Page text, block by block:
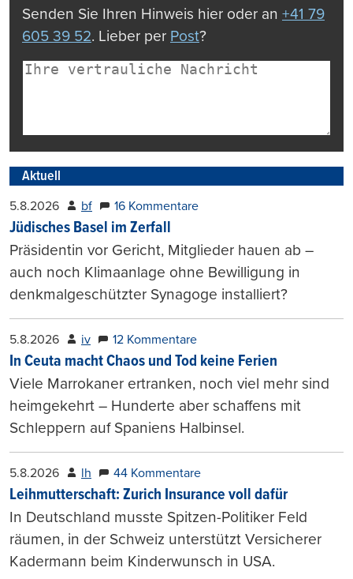
Senden Sie Ihren Hinweis hier oder an +41 79
605 39 52. Lieber per Post?
Aktuell
5.8.2026 bf 16 Kommentare
Jüdisches Basel im Zerfall
Präsidentin vor Gericht, Mitglieder hauen ab –
auch noch Klimaanlage ohne Bewilligung in
denkmalgeschützter Synagoge installiert?
5.8.2026 iv 12 Kommentare
In Ceuta macht Chaos und Tod keine Ferien
Viele Marrokaner ertranken, noch viel mehr sind
heimgekehrt – Hunderte aber schaffens mit
Schleppern auf Spaniens Halbinsel.
5.8.2026 lh 44 Kommentare
Leihmutterschaft: Zurich Insurance voll dafür
In Deutschland musste Spitzen-Politiker Feld
räumen, in der Schweiz unterstützt Versicherer
Kadermann beim Kinderwunsch in USA.